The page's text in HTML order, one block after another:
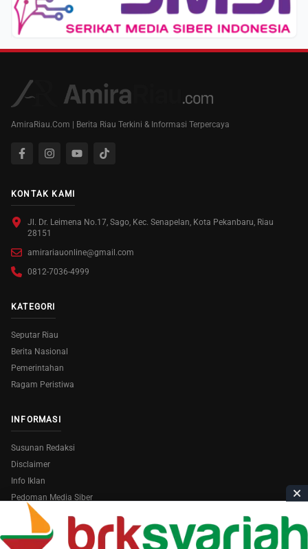
AmiraRiau.Com | Berita Riau Terkini & Informasi Terpercaya
KONTAK KAMI
Jl. Dr. Leimena No.17, Sago, Kec. Senapelan, Kota Pekanbaru, Riau
28151
amirariauonline@gmail.com
0812-7036-4999
KATEGORI
Seputar Riau
Berita Nasional
Pemerintahan
Ragam Peristiwa
INFORMASI
Susunan Redaksi
Disclaimer
Info Iklan
Pedoman Media Siber